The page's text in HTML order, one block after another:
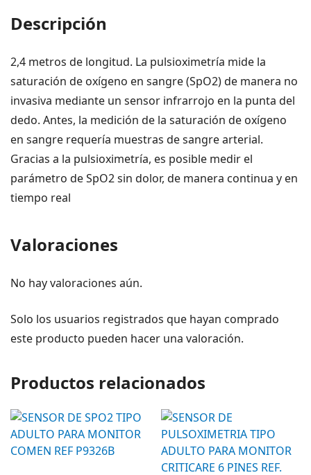
MINDRAY
Descripción
2,4 metros de longitud. La pulsioximetría mide la
saturación de oxígeno en sangre (SpO2) de manera no
invasiva mediante un sensor infrarrojo en la punta del
dedo. Antes, la medición de la saturación de oxígeno
en sangre requería muestras de sangre arterial.
Gracias a la pulsioximetría, es posible medir el
parámetro de SpO2 sin dolor, de manera continua y en
tiempo real
Valoraciones
No hay valoraciones aún.
Solo los usuarios registrados que hayan comprado
este producto pueden hacer una valoración.
Productos relacionados